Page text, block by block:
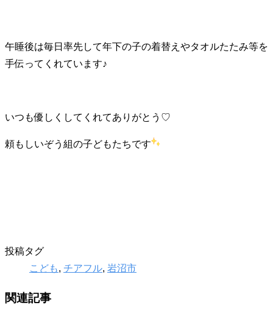
午睡後は毎日率先して年下の子の着替えやタオルたたみ等を
手伝ってくれています♪
いつも優しくしてくれてありがとう♡
頼もしいぞう組の子どもたちです
投稿タグ
こども, チアフル, 岩沼市
関連記事